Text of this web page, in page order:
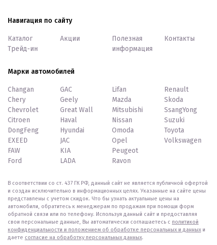
Навигация по сайту
Каталог
Трейд-ин
Акции
Полезная
информация
Контакты
Марки автомобилей
Changan
Chery
Chevrolet
Citroen
DongFeng
EXEED
FAW
Ford
GAC
Geely
Great Wall
Haval
Hyundai
JAC
KIA
LADA
Lifan
Mazda
Mitsubishi
Nissan
Omoda
Opel
Peugeot
Ravon
Renault
Skoda
SsangYong
Suzuki
Toyota
Volkswagen
В соответствии со ст. 437 ГК РФ, данный сайт не является публичной офертой
и создан исключительно в информационных целях. Указанные на сайте цены
представлены с учетом скидок. Что бы узнать актуальные цены на
автомобили, обратитесь к менеджерам по продажам при помощи форм
обратной связи или по телефону. Используя данный сайт и предоставляя
свои персональные данные, Вы автоматически соглашаетесь с политикой
конфиденциальности и положением об обработке персональных и данных и
даете согласие на обработку персональных данных.